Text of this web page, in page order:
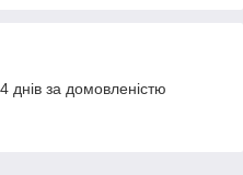
днів за домовленістю